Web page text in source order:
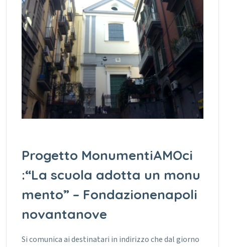
Progetto MonumentiAMOci
:“La scuola adotta un monu
mento” – Fondazionenapoli
novantanove
Si comunica ai destinatari in indirizzo che dal giorno